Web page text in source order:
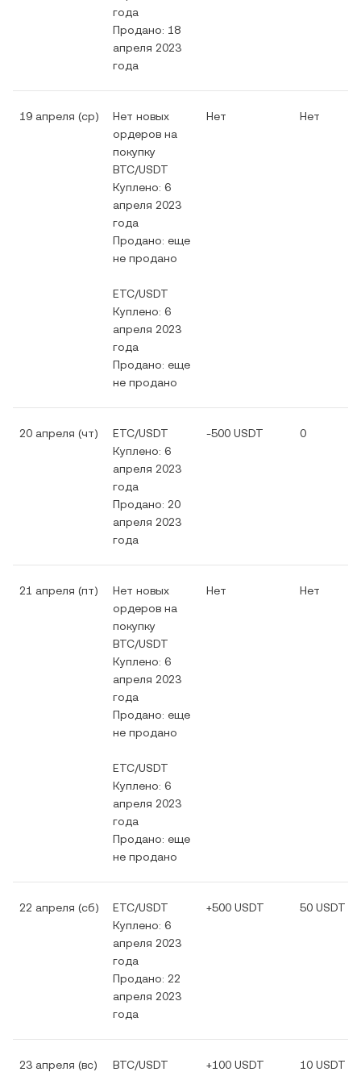
года
Продано: 18
апреля 2023
года
19 апреля (ср)
Нет новых
ордеров на
покупку
BTC/USDT
Куплено: 6
апреля 2023
года
Продано: еще
не продано
ETC/USDT
Куплено: 6
апреля 2023
года
Продано: еще
не продано
Нет Нет
20 апреля (чт)
ETC/USDT
Куплено: 6
апреля 2023
года
Продано: 20
апреля 2023
года
-500 USDT 0
21 апреля (пт)
Нет новых
ордеров на
покупку
BTC/USDT
Куплено: 6
апреля 2023
года
Продано: еще
не продано
ETC/USDT
Куплено: 6
апреля 2023
года
Продано: еще
не продано
Нет Нет
22 апреля (сб)
ETC/USDT
Куплено: 6
апреля 2023
года
Продано: 22
апреля 2023
года
+500 USDT 50 USDT
23 апреля (вс) BTC/USDT +100 USDT 10 USDT